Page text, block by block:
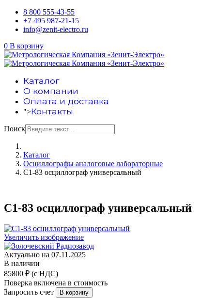
8 800 555-43-55
+7 495 987-21-15
info@zenit-electro.ru
0 В корзину
Каталог
О компании
Оплата и доставка
">Контакты
Поиск
Каталог
Осциллографы аналоговые лабораторные
С1-83 осциллограф универсальный
С1-83 осциллограф универсальный
Увеличить изображение
Актуально на 07.11.2025
В наличии
85800 ₽ (с НДС)
Поверка включена в стоимость
Запросить счет